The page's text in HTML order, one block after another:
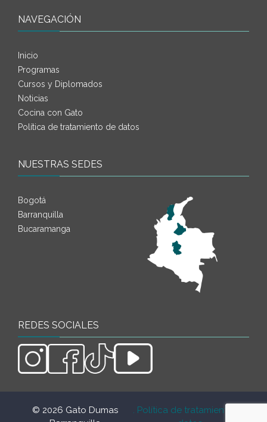
NAVEGACIÓN
Inicio
Programas
Cursos y Diplomados
Noticias
Cocina con Gato
Política de tratamiento de datos
NUESTRAS SEDES
Bogotá
Barranquilla
Bucaramanga
REDES SOCIALES
© 2026 Gato Dumas
. Política de tratamiento de